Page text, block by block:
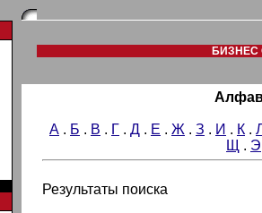
БИЗНЕС
А . Б . В . Г . Д . Е . Ж . З . И . К .
Щ
. Э
Результаты поиска